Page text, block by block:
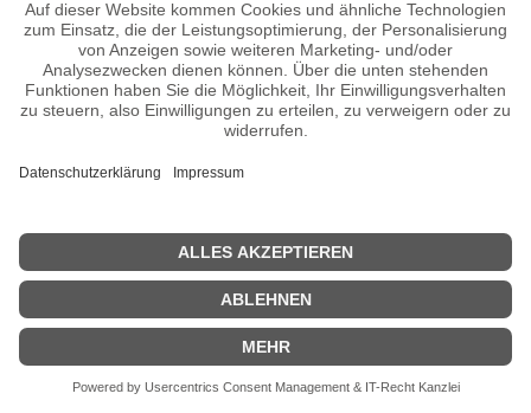
Lindenstraße
| Biografie kurz |Personen|Impressum|